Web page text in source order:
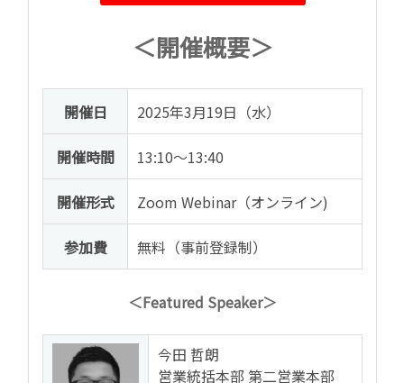
＜開催概要＞
開催日 2025年3月19日（水）
開催時間 13:10～13:40
開催形式 Zoom Webinar（オンライン)
参加費 無料（事前登録制）
＜Featured Speaker＞
今田 哲朗
営業統括本部 第二営業本部